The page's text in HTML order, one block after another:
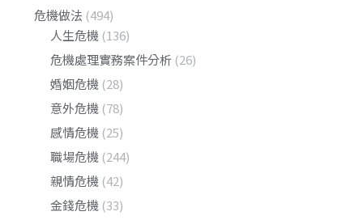
危機做法 (494)
人生危機 (136)
危機處理實務案件分析 (26)
婚姻危機 (28)
意外危機 (78)
感情危機 (25)
職場危機 (244)
親情危機 (42)
金錢危機 (33)